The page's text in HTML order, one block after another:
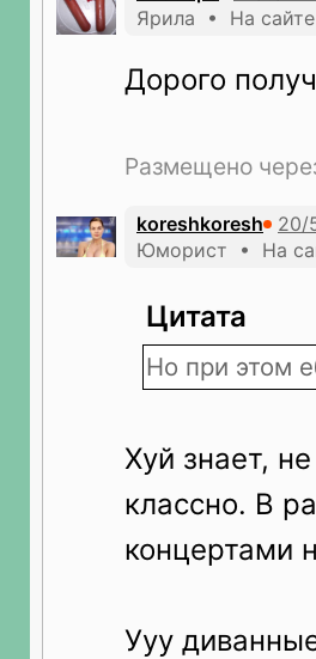
Ярила • На сайте
Дорого
Размещено
koreshkoresh
Юморист • На
Цитата
Но при этом
Хуй знает,
классно. В
концертами
Ууу